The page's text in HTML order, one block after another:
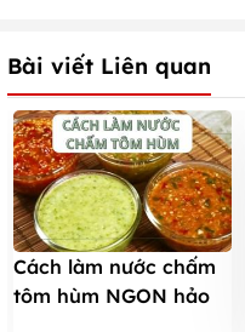
Bài viết Liên quan
Cách làm nước chấm
tôm hùm NGON hảo